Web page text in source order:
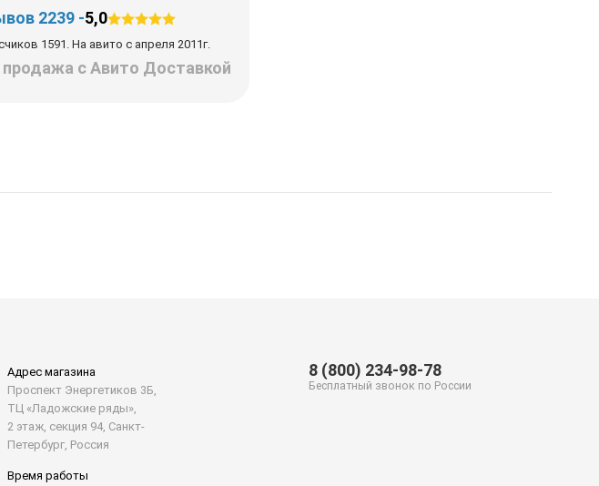
2239 -5,0
1591. На авито с апреля 2011г.
продажа с Авито Доставкой
Адрес магазина
Проспект Энергетиков 3Б,
ТЦ «Ладожские ряды»,
2 этаж, секция 94, Санкт-
Петербург, Россия
Время работы
8 (800) 234-98-78
Бесплатный звонок по России